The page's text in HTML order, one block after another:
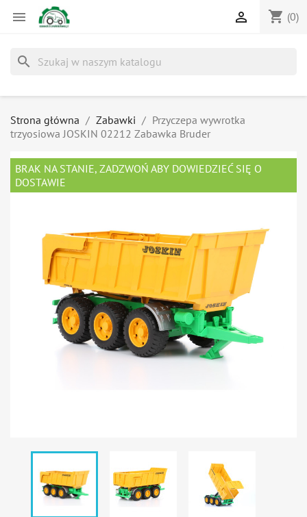
 shopping_cart (0)

search
Strona główna Zabawki
Przyczepa wywrotka
trzyosiowa JOSKIN 02212 Zabawka Bruder
BRAK NA STANIE, ZADZWOŃ ABY DOWIEDZIEĆ SIĘ O
DOSTAWIE